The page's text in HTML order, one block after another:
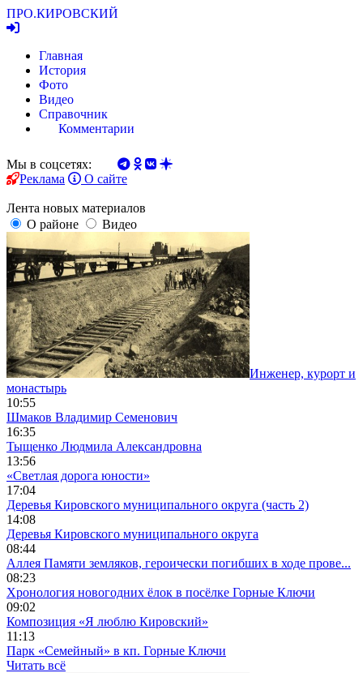
ПРО.КИРОВСКИЙ
Главная
История
Фото
Видео
Справочник
Комментарии
Мы в соцсетях:
Реклама
О сайте
Лента новых материалов
О районе
Видео
Инженер, курорт и
монастырь
10:55
Шмаков Владимир Семенович
16:35
Тыщенко Людмила Александровна
13:56
«Светлая дорога юности»
17:04
Деревья Кировского муниципального округа (часть 2)
14:08
Деревья Кировского муниципального округа
08:44
Аллея Памяти земляков, героически погибших в ходе прове...
08:23
Хронология новогодних ёлок в посёлке Горные Ключи
09:02
Композиция «Я люблю Кировский»
11:13
Парк «Семейный» в кп. Горные Ключи
Читать всё